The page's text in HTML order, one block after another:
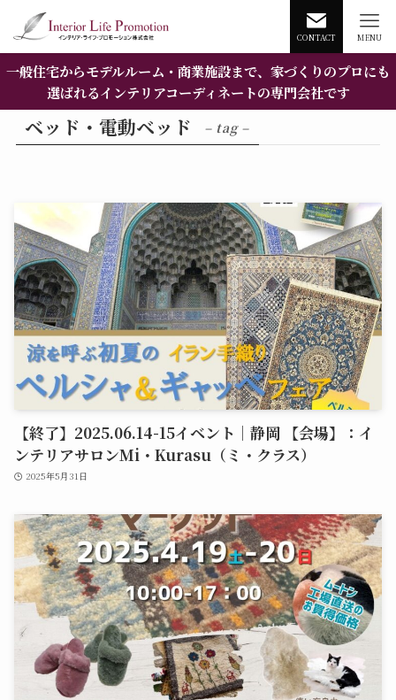
CONTACT MENU
一般住宅からモデルルーム・商業施設まで、家づくりのプロにも
選ばれるインテリアコーディネートの専門会社です
ベッド・電動ベッド – tag –
【終了】2025.06.14-15イベント｜静岡 【会場】：イ
ンテリアサロンMi・Kurasu（ミ・クラス）
2025年5月31日